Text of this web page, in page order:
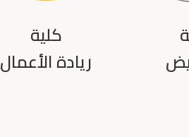
كلية
ريادة الأعمال